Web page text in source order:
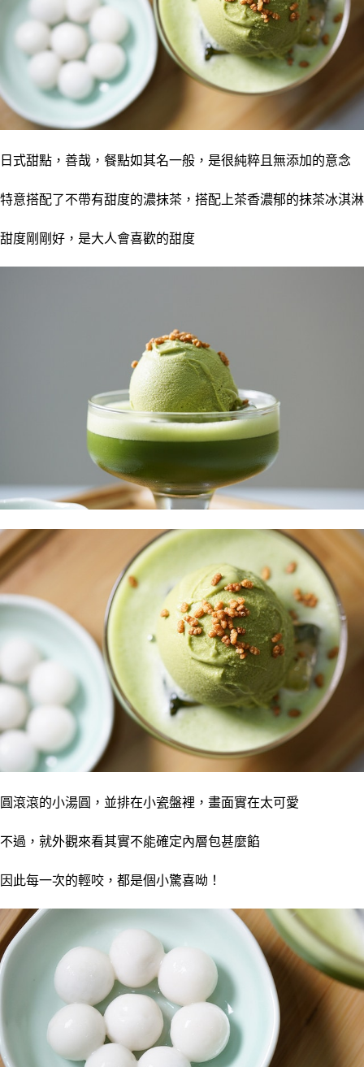
日式甜點，善哉，餐點如其名一般，是很純粹且無添加的意念
特意搭配了不帶有甜度的濃抹茶，搭配上茶香濃郁的抹茶冰淇淋
甜度剛剛好，是大人會喜歡的甜度
圓滾滾的小湯圓，並排在小瓷盤裡，畫面實在太可愛
不過，就外觀來看其實不能確定內層包甚麼餡
因此每一次的輕咬，都是個小驚喜呦！